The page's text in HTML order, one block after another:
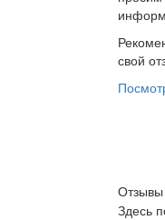
свой
Отзывы
Здесь